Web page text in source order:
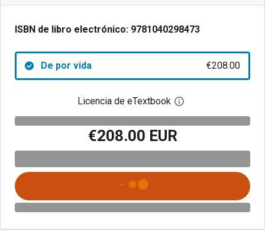
ISBN de libro electrónico: 9781040298473
De por vida €208.00
Licencia de eTextbook Abre el cuadro de
€208.00 EUR